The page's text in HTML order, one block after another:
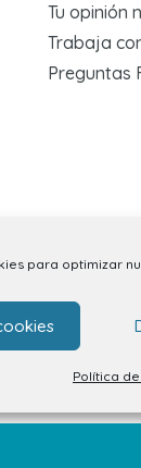
para optimizar
Política
Tu opinión
Trabaja
Preguntas